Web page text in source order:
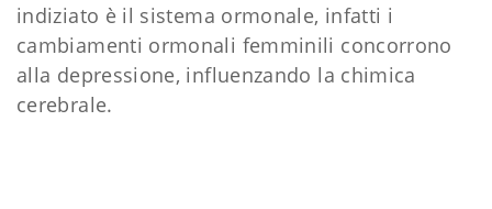
indiziato è il sistema ormonale, infatti i
cambiamenti ormonali femminili concorrono
alla depressione, influenzando la chimica
cerebrale.